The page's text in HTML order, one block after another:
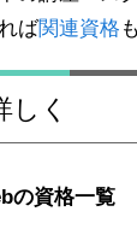
ば関連資格
しく
の資格一覧